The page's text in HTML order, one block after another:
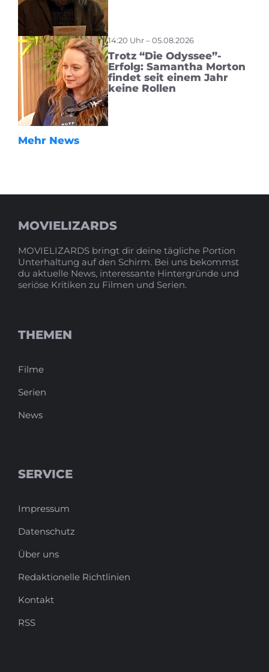
14:20 Uhr – 05.08.2026
Trotz “Die Odyssee”-
Erfolg: Samantha Morton
findet seit einem Jahr
keine Rollen
Mehr News
MOVIELIZARDS
MOVIELIZARDS bringt dir deine tägliche Portion
Unterhaltung auf den Schirm. Bei uns bekommst
du aktuelle News, interessante Hintergründe und
seriöse Kritiken zu Filmen und Serien.
THEMEN
Filme
Serien
News
SERVICE
Impressum
Datenschutz
Über uns
Redaktionelle Richtlinien
Kontakt
RSS